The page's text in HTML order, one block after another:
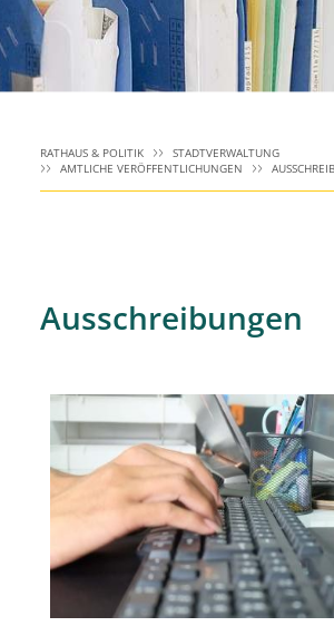
RATHAUS & POLITIK
STADTVERWALTUNG
AMTLICHE VERÖFFENTLICHUNGEN
Ausschreibungen